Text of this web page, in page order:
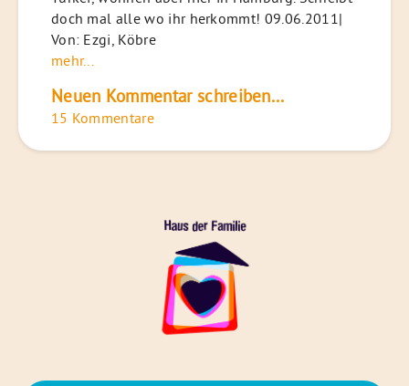
doch mal alle wo ihr herkommt! 09.06.2011|
Von: Ezgi, Köbre
mehr...
Neuen Kommentar schreiben...
15 Kommentare